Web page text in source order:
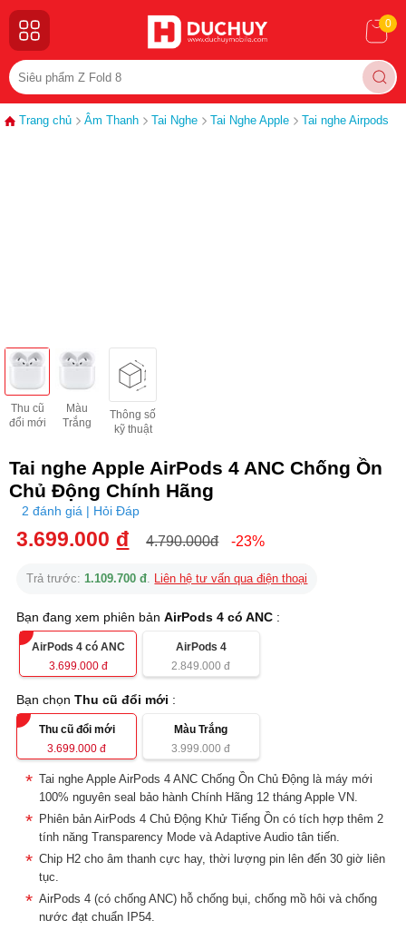
0
Trang chủ Âm Thanh Tai Nghe Tai Nghe Apple Tai nghe Airpods
Thu cũ
đổi mới
Màu
Trắng
Thông số
kỹ thuật
Tai nghe Apple AirPods 4 ANC Chống Ồn
Chủ Động Chính Hãng
2 đánh giá | Hỏi Đáp
3.699.000 đ 4.790.000đ -23%
Trả trước:1.109.700 đ. Liên hệ tư vấn qua điện thoại
Bạn đang xem phiên bảnAirPods 4 có ANC :
AirPods 4 có ANC
3.699.000đ
AirPods 4
2.849.000 đ
Bạn chọnThu cũ đổi mới :
Thu cũ đổi mới
3.699.000 đ
Màu Trắng
3.999.000 đ
Tai nghe Apple AirPods 4 ANC Chống Ồn Chủ Động là máy mới
100% nguyên seal bảo hành Chính Hãng 12 tháng Apple VN.
Phiên bản AirPods 4 Chủ Động Khử Tiếng Ồn có tích hợp thêm 2
tính năng Transparency Mode và Adaptive Audio tân tiến.
Chip H2 cho âm thanh cực hay, thời lượng pin lên đến 30 giờ liên
tục.
AirPods 4 (có chống ANC) hỗ chống bụi, chống mồ hôi và chống
nước đạt chuẩn IP54.